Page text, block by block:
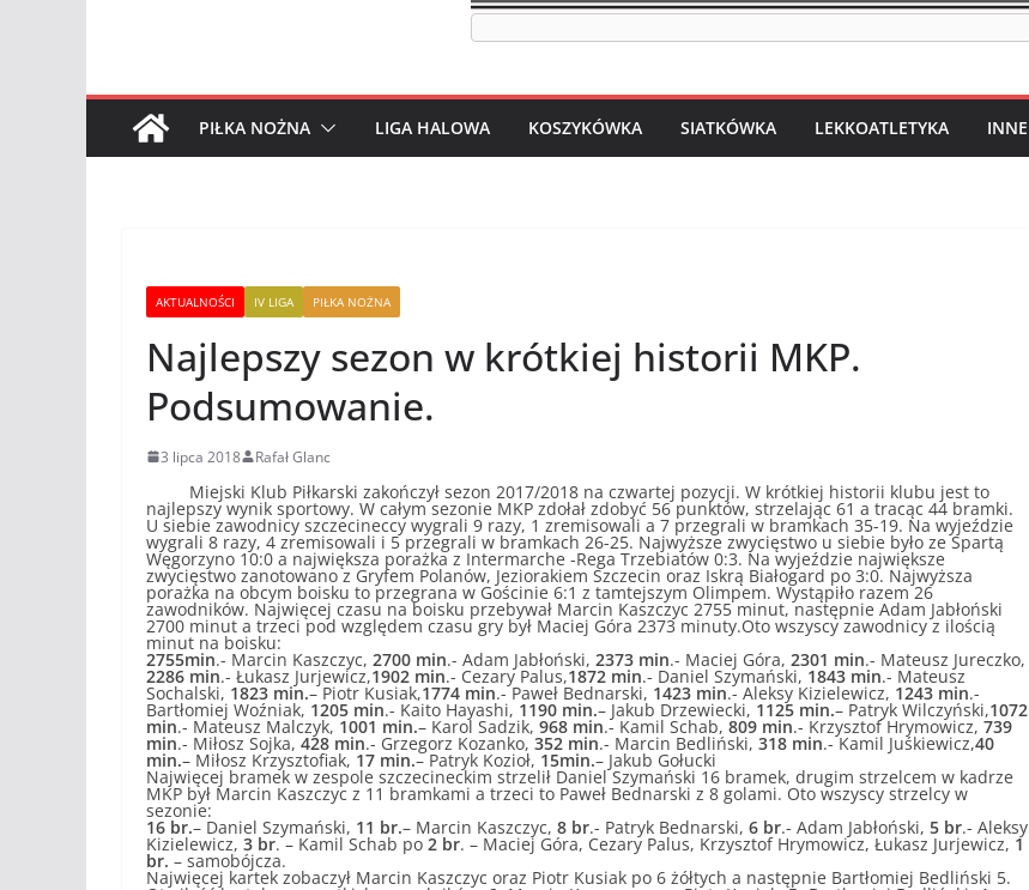
PIŁKA NOŻNA LIGA HALOWA KOSZYKÓWKA SIATKÓWKA LEKKOATLETYKA INNE
AKTUALNOŚCI IV LIGA PIŁKA NOŻNA
Najlepszy sezon w krótkiej historii MKP.
Podsumowanie.
3 lipca 2018 Rafał Glanc
Miejski Klub Piłkarski zakończył sezon 2017/2018 na czwartej pozycji. W krótkiej historii klubu jest to
najlepszy wynik sportowy. W całym sezonie MKP zdołał zdobyć 56 punktów, strzelając 61 a tracąc 44 bramki.
U siebie zawodnicy szczecineccy wygrali 9 razy, 1 zremisowali a 7 przegrali w bramkach 35-19. Na wyjeździe
wygrali 8 razy, 4 zremisowali i 5 przegrali w bramkach 26-25. Najwyższe zwycięstwo u siebie było ze Spartą
Węgorzyno 10:0 a największa porażka z Intermarche -Rega Trzebiatów 0:3. Na wyjeździe największe
zwycięstwo zanotowano z Gryfem Polanów, Jeziorakiem Szczecin oraz Iskrą Białogard po 3:0. Najwyższa
porażka na obcym boisku to przegrana w Gościnie 6:1 z tamtejszym Olimpem. Wystąpiło razem 26
zawodników. Najwięcej czasu na boisku przebywał Marcin Kaszczyc 2755 minut, następnie Adam Jabłoński
2700 minut a trzeci pod względem czasu gry był Maciej Góra 2373 minuty.Oto wszyscy zawodnicy z ilością
minut na boisku:
2755min.- Marcin Kaszczyc, 2700 min.- Adam Jabłoński, 2373 min.- Maciej Góra, 2301 min.- Mateusz Jureczko,
2286 min.- Łukasz Jurjewicz,1902 min.- Cezary Palus,1872 min.- Daniel Szymański, 1843 min.- Mateusz
Sochalski, 1823 min.– Piotr Kusiak,1774 min.- Paweł Bednarski, 1423 min.- Aleksy Kizielewicz, 1243 min.-
Bartłomiej Woźniak, 1205 min.- Kaito Hayashi, 1190 min.– Jakub Drzewiecki, 1125 min.– Patryk Wilczyński,1072
min.- Mateusz Malczyk, 1001 min.– Karol Sadzik, 968 min.- Kamil Schab, 809 min.- Krzysztof Hrymowicz, 739
min.- Miłosz Sojka, 428 min.- Grzegorz Kozanko, 352 min.- Marcin Bedliński, 318 min.- Kamil Juśkiewicz,40
min.– Miłosz Krzysztofiak, 17 min.– Patryk Kozioł, 15min.– Jakub Gołucki
Najwięcej bramek w zespole szczecineckim strzelił Daniel Szymański 16 bramek, drugim strzelcem w kadrze
MKP był Marcin Kaszczyc z 11 bramkami a trzeci to Paweł Bednarski z 8 golami. Oto wszyscy strzelcy w
sezonie:
16 br.– Daniel Szymański, 11 br.– Marcin Kaszczyc, 8 br.- Patryk Bednarski, 6 br.- Adam Jabłoński, 5 br.- Aleksy
Kizielewicz, 3 br. – Kamil Schab po 2 br. – Maciej Góra, Cezary Palus, Krzysztof Hrymowicz, Łukasz Jurjewicz, 1
br. – samobójcza.
Najwięcej kartek zobaczył Marcin Kaszczyc oraz Piotr Kusiak po 6 żółtych a następnie Bartłomiej Bedliński 5.